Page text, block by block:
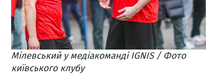
Мілевський у медіакоманді IGNIS / Фото
київського клубу